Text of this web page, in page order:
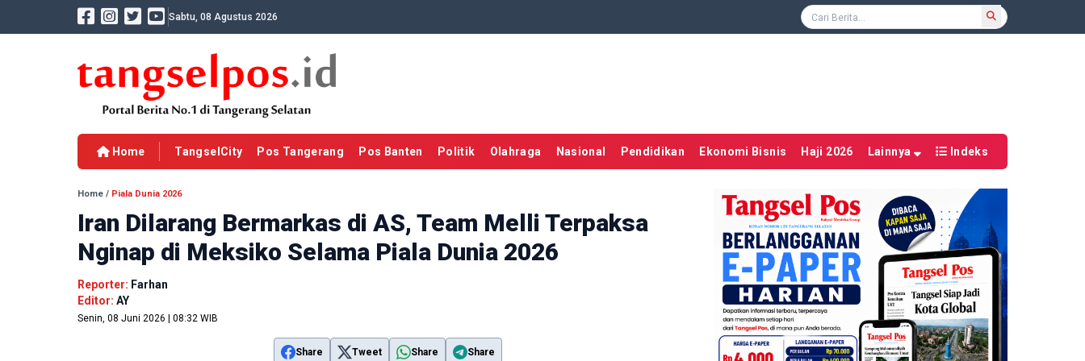
Sabtu, 08 Agustus 2026
Home TangselCity Pos Tangerang Pos Banten Politik Olahraga Nasional Pendidikan Ekonomi Bisnis Haji 2026 Lainnya Indeks
Home / Piala Dunia 2026
Iran Dilarang Bermarkas di AS, Team Melli Terpaksa
Nginap di Meksiko Selama Piala Dunia 2026
Reporter: Farhan
Editor: AY
Senin, 08 Juni 2026 | 08:32 WIB
Share Tweet Share Share